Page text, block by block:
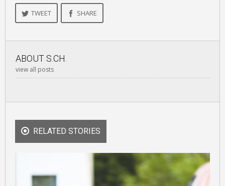
TWEET SHARE
ABOUT S.CH.
view all posts
RELATED STORIES